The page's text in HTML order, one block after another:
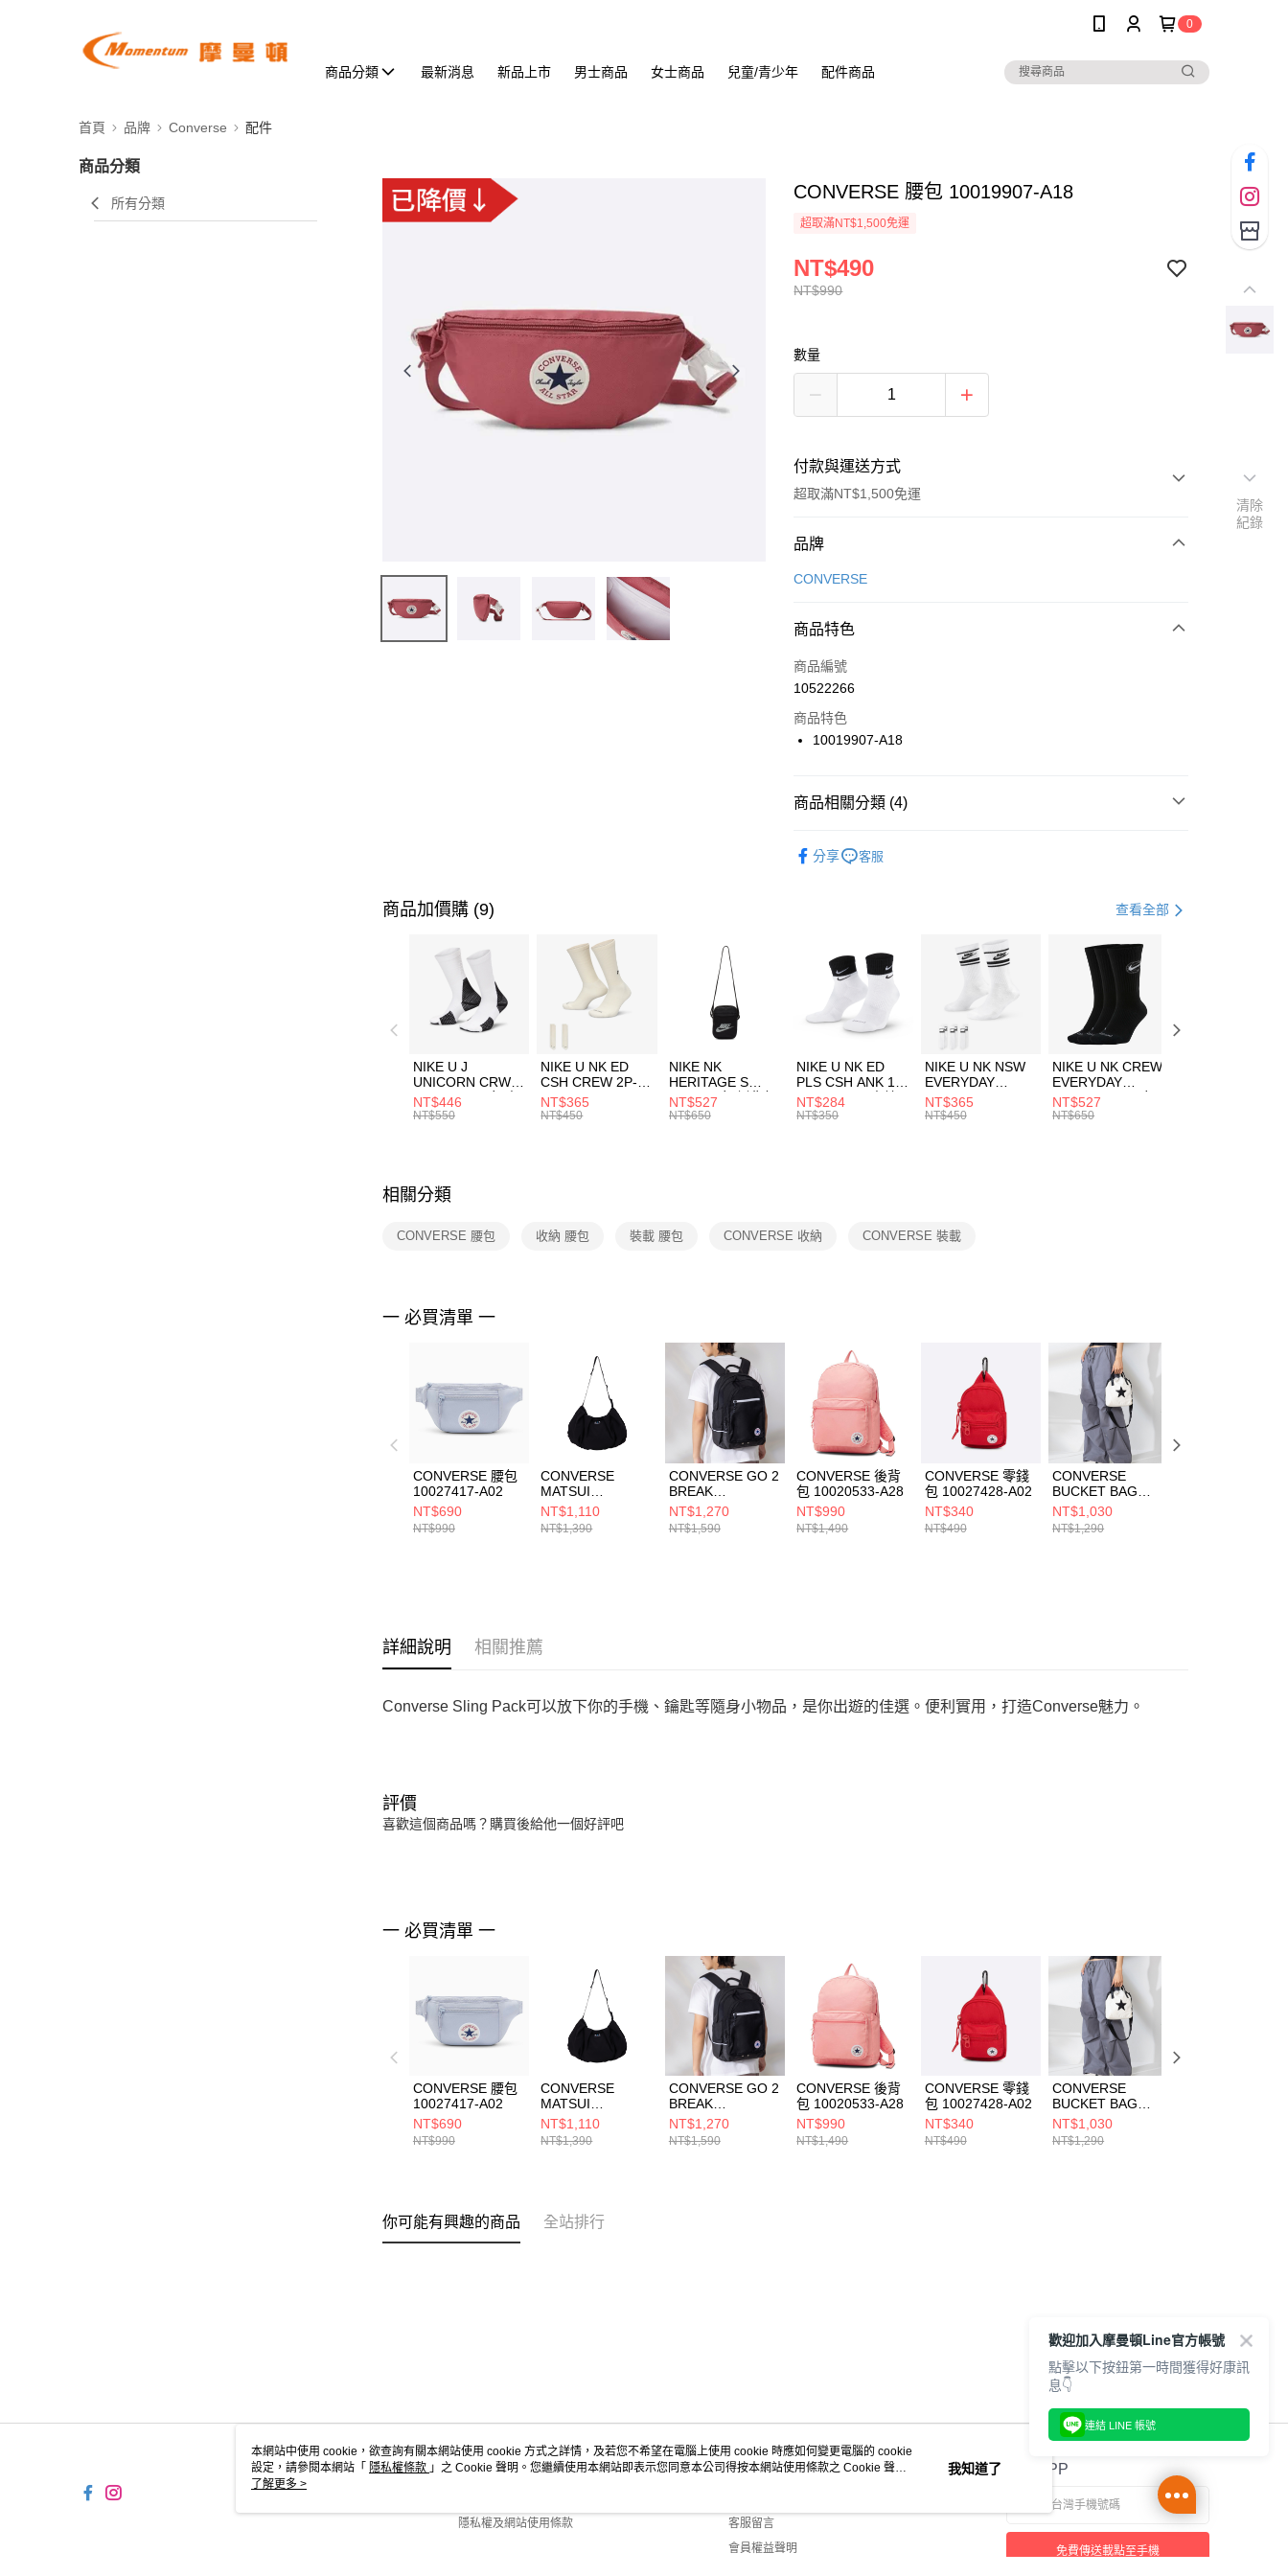
0
商品分類 最新消息 新品上市 男士商品 女士商品 兒童/青少年 配件商品
首頁 品牌 Converse 配件
商品分類
所有分類
CONVERSE 腰包 10019907-A18
超取滿NT$1,500免運
NT$990
NT$490
數量
付款與運送方式
超取滿NT$1,500免運
付款方式
信用卡一次付款
合作金庫商業銀行
華南商業銀行
上海商業儲蓄銀行
國泰世華商業銀行
聯邦商業銀行
台新國際商業銀行
LINE Pay
Apple Pay
【關於「AFTEE先享後付」】
３．安心：先確認商品／服務後，再付款。
【「AFTEE先享後付」結帳流程】
１．於結帳方式選擇「AFTEE先享後付」後，將跳轉至「AFTEE先享後
付」結帳頁面，進行簡訊認證並確認金額後，即可完成結帳。
２．訂單成立數日內，您將收到繳費通知簡訊。
３．收到繳費通知簡訊後14天內，點擊此簡訊中的連結，可透過四大超商
／ATM／網路銀行／等多元方式進行付款，方視為交易完成。
※ 請注意：結帳手續完成當下不需立刻繳費，但若您需要取消訂單，請聯
絡購買商品的店家。未經商家同意取消之訂單仍視為有效，需透過AFTEE
先享後付繳納相關費用。
交易，需依本服務之必要範圍內提供個人資料，並將交易相關給付款項請
４．使用「AFTEE先享後付」時，將依據個別帳號之用戶狀況，依本公司
即時審查核予不同之上限額度；若仍有額度不足之情形，本公司將視審查
結果請求用戶進行身份認證。
５．嚴禁一人註冊多個帳號或使用他人資訊註冊。若發現惡意使用之情
形，恩沛科技股份有限公司將有權停止該用戶之使用額度並採取法律行
動。
每筆NT$100，滿NT$1,500(含以上)免運費
每筆NT$100，滿NT$1,500(含以上)免運費
付款後門市自取
每筆NT$100，滿NT$1,500(含以上)免運費
品牌
CONVERSE
商品特色
商品編號
10522266
商品特色
10019907-A18
商品相關分類 (4)
分享 客服
商品加價購 (9) 查看全部
NIKE U J
UNICORN CRW
1PR -160 男女 中
統襪 FZ3393100
NT$446
NT$550
NIKE U NK ED
CSH CREW 2P-
144 EMBRDY 男
女 短統襪
NT$365
NT$450
NIKE NK
HERITAGE S
SMIT 男女 側背包
BA5871010
NT$527
NT$650
NIKE U NK ED
PLS CSH ANK 1P
144 DBL 男 中統
襪 DH4058104
NT$284
NT$350
NIKE U NK NSW
EVERYDAY
ESSENTIAL CR
男女 短統襪
NT$365
NT$450
NIKE U NK CREW
EVERYDAY
BBALL 3PR 男女
長統襪
NT$527
NT$650
相關分類
CONVERSE 腰包 收納 腰包 裝載 腰包 CONVERSE 收納 CONVERSE 裝載
一 必買清單 一
CONVERSE 腰包
10027417-A02
NT$690
NT$990
CONVERSE
MATSUI
MESSENGER
BLACK 男女 肩背
包 UA5982-023
NT$1,110
NT$1,390
CONVERSE GO 2
BREAK
BACKPACK
CONVERSE
BLACK 男女 後背
NT$1,270
NT$1,590
CONVERSE 後背
包 10020533-A28
NT$990
NT$1,490
CONVERSE 零錢
包 10027428-A02
NT$340
NT$490
CONVERSE
BUCKET BAG
CONVERSE
EGRET 男女 其他
包款 UA5953-
NT$1,030
NT$1,290
詳細說明 相關推薦
Converse Sling Pack可以放下你的手機、鑰匙等隨身小物品，是你出遊的佳選。便利實用，打造Converse魅力。
評價
喜歡這個商品嗎？購買後給他一個好評吧
一 必買清單 一
CONVERSE 腰包
10027417-A02
NT$690
NT$990
CONVERSE
MATSUI
MESSENGER
BLACK 男女 肩背
包 UA5982-023
NT$1,110
NT$1,390
CONVERSE GO 2
BREAK
BACKPACK
CONVERSE
BLACK 男女 後背
NT$1,270
NT$1,590
CONVERSE 後背
包 10020533-A28
NT$990
NT$1,490
CONVERSE 零錢
包 10027428-A02
NT$340
NT$490
CONVERSE
BUCKET BAG
CONVERSE
EGRET 男女 其他
包款 UA5953-
NT$1,030
NT$1,290
你可能有興趣的商品 全站排行
關於我們
隱私權及網站使用條款
客服資訊
客服留言
會員權益聲明
官方APP
免費傳送載點至手機
清除
紀錄
本網站中使用 cookie，欲查詢有關本網站使用 cookie 方式之詳情，及若您不希望在電腦上使用 cookie 時應如何變更電腦的 cookie
設定，請參閱本網站「 隱私權條款 」之 Cookie 聲明。您繼續使用本網站即表示您同意本公司得按本網站使用條款之 Cookie 聲明
使用 cookie。
了解更多 >
我知道了
歡迎加入摩曼頓Line官方帳號
點擊以下按鈕第一時間獲得好康訊
息👇
連結 LINE 帳號